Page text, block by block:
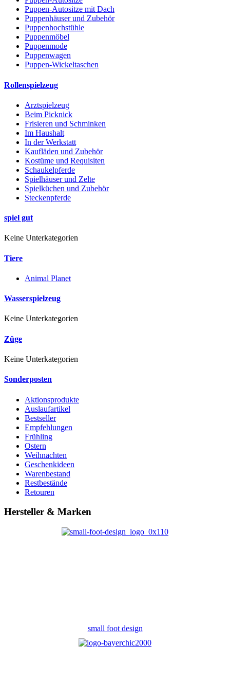
Puppen-Autositze mit Dach
Puppenhäuser und Zubehör
Puppenhochstühle
Puppenmöbel
Puppenmode
Puppenwagen
Puppen-Wickeltaschen
Rollenspielzeug
Arztspielzeug
Beim Picknick
Frisieren und Schminken
Im Haushalt
In der Werkstatt
Kaufläden und Zubehör
Kostüme und Requisiten
Schaukelpferde
Spielhäuser und Zelte
Spielküchen und Zubehör
Steckenpferde
spiel gut
Keine Unterkategorien
Tiere
Animal Planet
Wasserspielzeug
Keine Unterkategorien
Züge
Keine Unterkategorien
Sonderposten
Aktionsprodukte
Auslaufartikel
Bestseller
Empfehlungen
Frühling
Ostern
Weihnachten
Geschenkideen
Warenbestand
Restbestände
Retouren
Hersteller & Marken
small foot design